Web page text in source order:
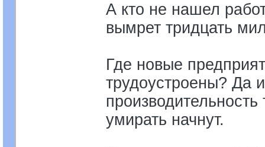
А кто не нашел
вымрет тридцать
Где новые
трудоустроены? Да
умирать начнут.